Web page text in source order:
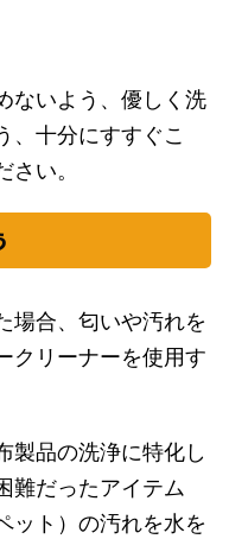
ないよう、優しく洗
、十分にすすぐこ
い。
場合、匂いや汚れを
クリーナーを使用す
製品の洗浄に特化し
難だったアイテム
ット）の汚れを水を